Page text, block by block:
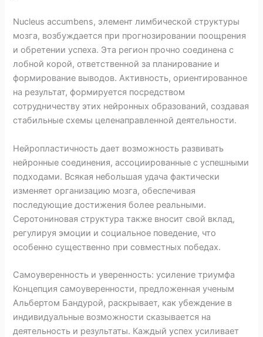
Nucleus accumbens, элемент лимбической структуры
мозга, возбуждается при прогнозировании поощрения
и обретении успеха. Эта регион прочно соединена с
лобной корой, ответственной за планирование и
формирование выводов. Активность, ориентированное
на результат, формируется посредством
сотрудничеству этих нейронных образований, создавая
стабильные схемы целенаправленной деятельности.
Нейропластичность дает возможность развивать
нейронные соединения, ассоциированные с успешными
подходами. Всякая небольшая удача фактически
изменяет организацию мозга, обеспечивая
последующие достижения более реальными.
Серотониновая структура также вносит свой вклад,
регулируя эмоции и социальное поведение, что
особенно существенно при совместных победах.
Самоуверенность и уверенность: усиление триумфа
Концепция самоуверенности, предложенная ученым
Альбертом Бандурой, раскрывает, как убеждение в
индивидуальные возможности сказывается на
деятельность и результаты. Каждый успех усиливает